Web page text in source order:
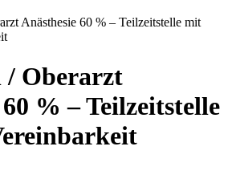
Anästhesie 60 % – Teilzeitstelle mit
Oberarzt
% – Teilzeitstelle